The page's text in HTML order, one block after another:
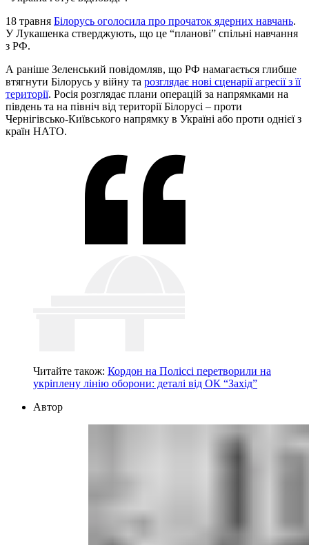
18 травня Білорусь оголосила про прочаток ядерних навчань.
У Лукашенка стверджують, що це “планові” спільні навчання
з РФ.
А раніше Зеленський повідомляв, що РФ намагається глибше
втягнути Білорусь у війну та розглядає нові сценарії агресії з її
території. Росія розглядає плани операцій за напрямками на
південь та на північ від території Білорусі – проти
Чернігівсько-Київського напрямку в Україні або проти однієї з
країн НАТО.
Читайте також: Кордон на Поліссі перетворили на
укріплену лінію оборони: деталі від ОК “Захід”
Автор